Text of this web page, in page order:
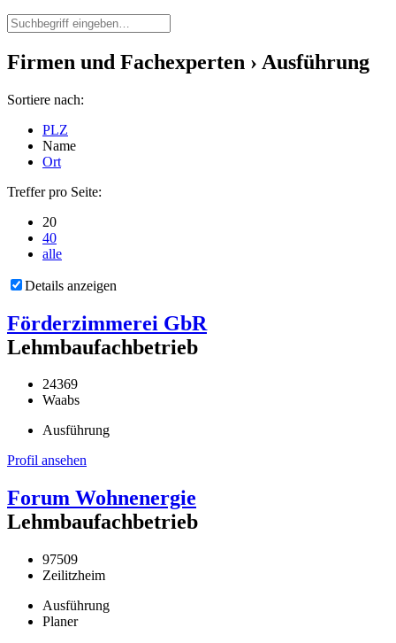
Firmen und Fachexperten › Ausführung
Sortiere nach:
PLZ
Name
Ort
Treffer pro Seite:
20
40
alle
Details anzeigen
Förderzimmerei GbR
Lehmbaufachbetrieb
24369
Waabs
Ausführung
Profil ansehen
Forum Wohnenergie
Lehmbaufachbetrieb
97509
Zeilitzheim
Ausführung
Planer